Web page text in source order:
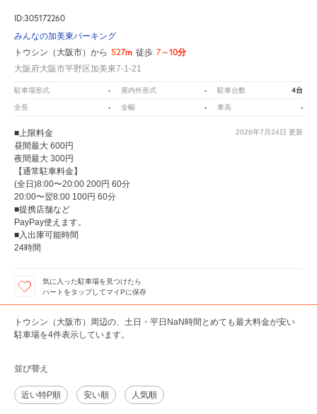
ID:305172260
みんなの加美東パーキング
トウシン（大阪市）から 527m 徒歩 7～10分
大阪府大阪市平野区加美東7-1-21
駐車場形式 - 屋内外形式 - 駐車台数 4台
全長 - 全幅 - 車高 -
2026年7月24日 更新
■上限料金
昼間最大 600円
夜間最大 300円
【通常駐車料金】
(全日)8:00〜20:00 200円 60分
20:00〜翌8:00 100円 60分
■提携店舗など
PayPay使えます。
■入出庫可能時間
24時間
気に入った駐車場を見つけたら
ハートをタップしてマイPに保存
トウシン（大阪市）周辺の、土日・平日NaN時間とめても最大料金が安い
駐車場を4件表示しています。
並び替え
近い特P順 安い順 人気順